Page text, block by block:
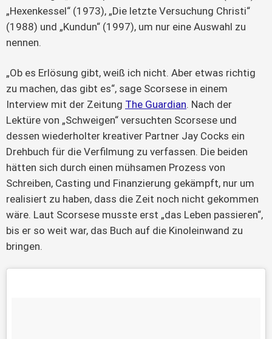
„Hexenkessel“ (1973), „Die letzte Versuchung Christi“
(1988) und „Kundun“ (1997), um nur eine Auswahl zu
nennen.
„Ob es Erlösung gibt, weiß ich nicht. Aber etwas richtig
zu machen, das gibt es“, sage Scorsese in einem
Interview mit der Zeitung The Guardian. Nach der
Lektüre von „Schweigen“ versuchten Scorsese und
dessen wiederholter kreativer Partner Jay Cocks ein
Drehbuch für die Verfilmung zu verfassen. Die beiden
hätten sich durch einen mühsamen Prozess von
Schreiben, Casting und Finanzierung gekämpft, nur um
realisiert zu haben, dass die Zeit noch nicht gekommen
wäre. Laut Scorsese musste erst „das Leben passieren“,
bis er so weit war, das Buch auf die Kinoleinwand zu
bringen.